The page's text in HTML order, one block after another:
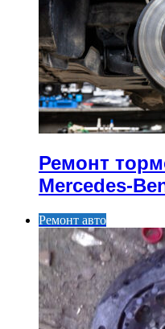
Ремонт
Mercedes-
Ремонт авто